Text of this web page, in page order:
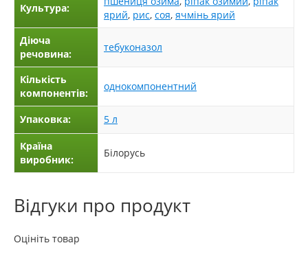
Культура:
ярий, рис, соя, ячмінь ярий
Діюча
речовина:
тебуконазол
Кількість
компонентів:
однокомпонентний
Упаковка: 5 л
Країна
виробник:
Білорусь
Відгуки про продукт
Оцініть товар